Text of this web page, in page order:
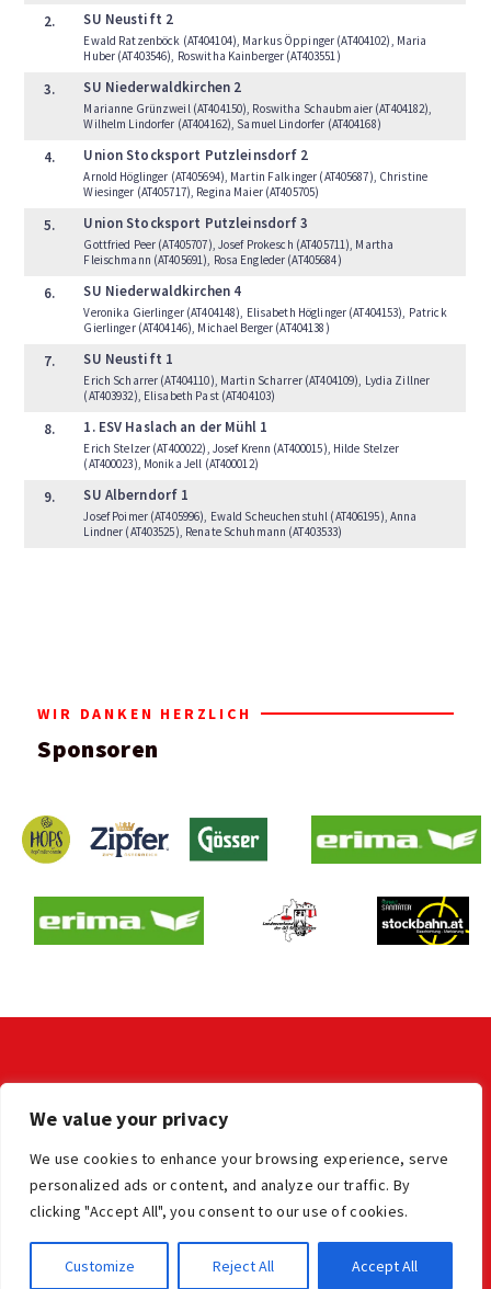
We value your privacy
We use cookies to enhance your browsing experience, serve
personalized ads or content, and analyze our traffic. By
clicking "Accept All", you consent to our use of cookies.
Customize Reject All Accept All
2. SU Neustift 2
Ewald Ratzenböck (AT404104), Markus Öppinger (AT404102), Maria
Huber (AT403546), Roswitha Kainberger (AT403551)
3. SU Niederwaldkirchen 2
Marianne Grünzweil (AT404150), Roswitha Schaubmaier (AT404182),
Wilhelm Lindorfer (AT404162), Samuel Lindorfer (AT404168)
4. Union Stocksport Putzleinsdorf 2
Arnold Höglinger (AT405694), Martin Falkinger (AT405687), Christine
Wiesinger (AT405717), Regina Maier (AT405705)
5. Union Stocksport Putzleinsdorf 3
Gottfried Peer (AT405707), Josef Prokesch (AT405711), Martha
Fleischmann (AT405691), Rosa Engleder (AT405684)
6. SU Niederwaldkirchen 4
Veronika Gierlinger (AT404148), Elisabeth Höglinger (AT404153), Patrick
Gierlinger (AT404146), Michael Berger (AT404138)
7. SU Neustift 1
Erich Scharrer (AT404110), Martin Scharrer (AT404109), Lydia Zillner
(AT403932), Elisabeth Past (AT404103)
8. 1. ESV Haslach an der Mühl 1
Erich Stelzer (AT400022), Josef Krenn (AT400015), Hilde Stelzer
(AT400023), Monika Jell (AT400012)
9. SU Alberndorf 1
Josef Poimer (AT405996), Ewald Scheuchenstuhl (AT406195), Anna
Lindner (AT403525), Renate Schuhmann (AT403533)
WIR DANKEN HERZLICH
Sponsoren
LV der OÖ Stocksportler
office@ooe-stocksport.at
Impressum Datenschutz
© Oberösterreichischer Stocksportverband